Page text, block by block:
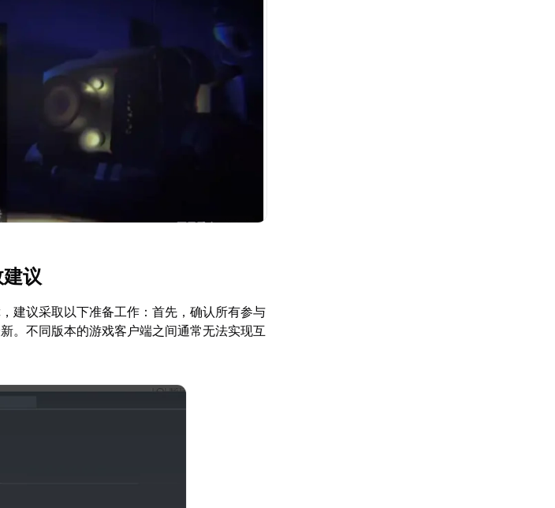
议
建议采取以下准备工作：首先，确认所有参与
。不同版本的游戏客户端之间通常无法实现互